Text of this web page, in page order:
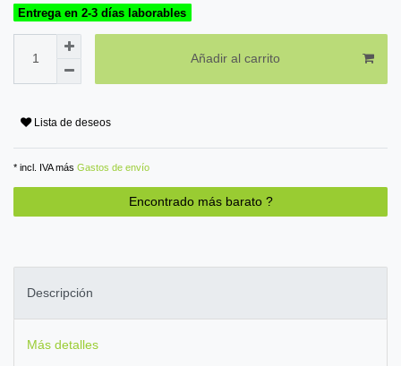
Entrega en 2-3 días laborables
Añadir al carrito
Lista de deseos
* incl. IVA más Gastos de envío
Encontrado más barato ?
Descripción
Más detalles